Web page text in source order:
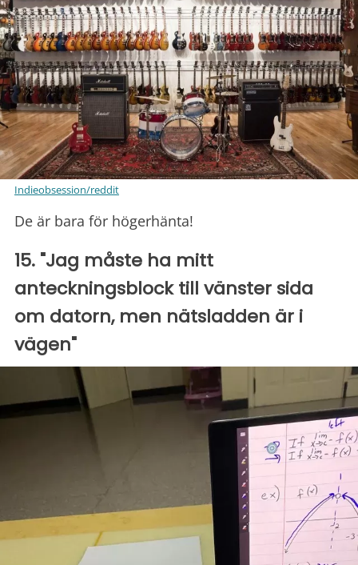
Indieobsession/reddit
De är bara för högerhänta!
15. "Jag måste ha mitt
anteckningsblock till vänster sida
om datorn, men nätsladden är i
vägen"